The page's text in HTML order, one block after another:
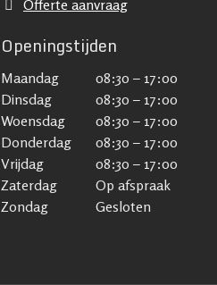
Offerte aanvraag
Openingstijden
Maandag
08:30 – 17:00
Dinsdag
08:30 – 17:00
Woensdag
08:30 – 17:00
Donderdag
08:30 – 17:00
Vrijdag
08:30 – 17:00
Zaterdag
Op afspraak
Zondag
Gesloten